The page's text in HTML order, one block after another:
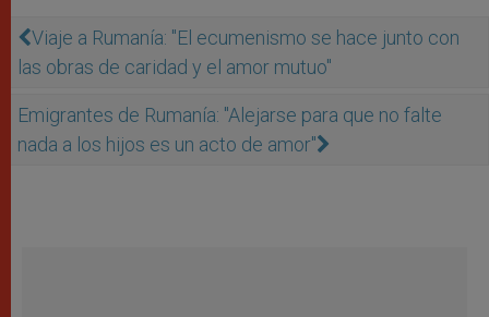
Viaje a Rumanía: "El ecumenismo se hace junto con
las obras de caridad y el amor mutuo"
Emigrantes de Rumanía: "Alejarse para que no falte
nada a los hijos es un acto de amor"